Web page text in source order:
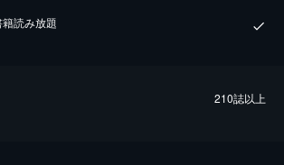
読み放題
210誌以上